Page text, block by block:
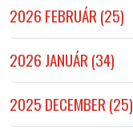
2026 FEBRUÁR (25)
2026 JANUÁR (34)
2025 DECEMBER (25)